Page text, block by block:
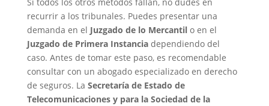
recurrir a los tribunales. Puedes presentar una
demanda en el Juzgado de lo Mercantilo en el
Juzgado de Primera Instanciadependiendo del
caso. Antes de tomar este paso, es recomendable
consultar con un abogado especializado en derecho
de seguros. La Secretaría de Estado de
Telecomunicaciones y para la Sociedad de la